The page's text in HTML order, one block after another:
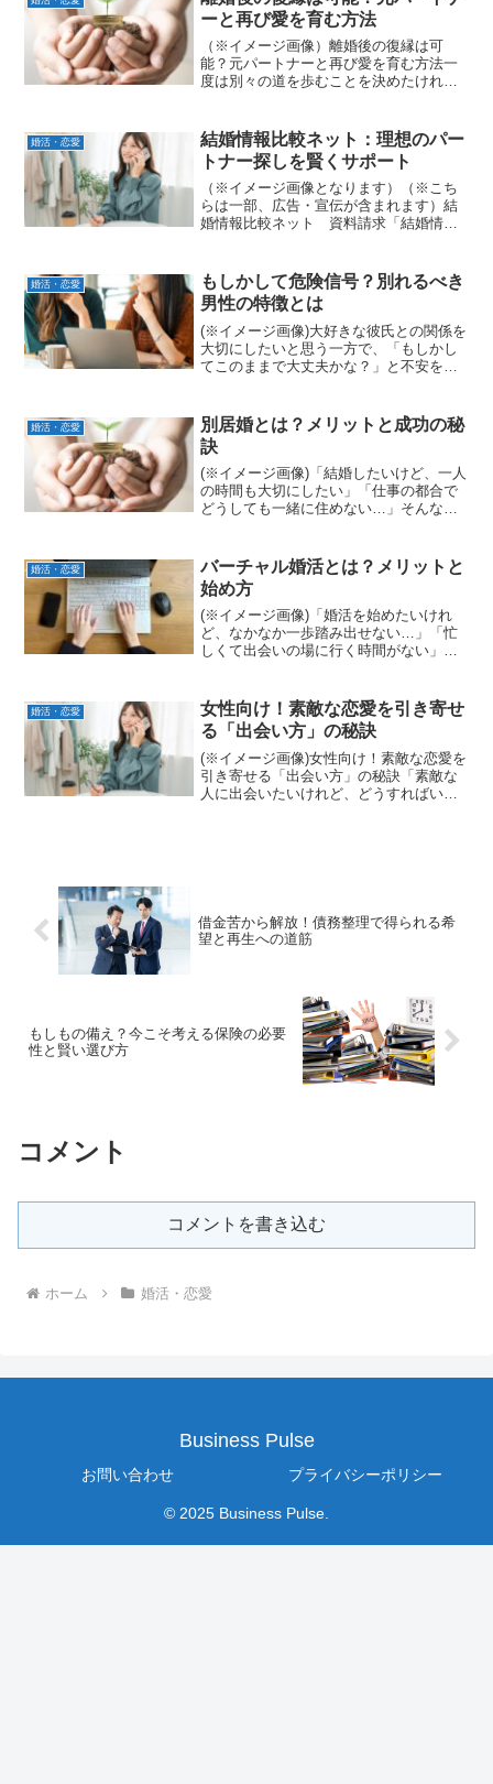
ーと再び愛を育む方法
（※イメージ画像）離婚後の復縁は可
能？元パートナーと再び愛を育む方法一
度は別々の道を歩むことを決めたけれ
に離婚後の復縁は、お互いが一度関係を
精算している分、新たなスター...
婚活・恋愛
結婚情報比較ネット：理想のパー
トナー探しを賢くサポート
（※イメージ画像となります）（※こち
らは一部、広告・宣伝が含まれます）結
婚情報比較ネット 資料請求「結婚情報
のパートナー探しを強力にサポートする
情報サイトです。料金体系...
婚活・恋愛
もしかして危険信号？別れるべき
男性の特徴とは
(※イメージ画像)大好きな彼氏との関係を
大切にしたいと思う一方で、「もしかし
てこのままで大丈夫かな？」と不安を感
続ける上で、相手の本質を見極めること
はとても大切です。今...
婚活・恋愛
別居婚とは？メリットと成功の秘
訣
(※イメージ画像)「結婚したいけど、一人
の時間も大切にしたい」「仕事の都合で
どうしても一緒に住めない…」そんな理
として「別居婚」が注目されています。
これは、夫婦でありな...
婚活・恋愛
バーチャル婚活とは？メリットと
始め方
(※イメージ画像)「婚活を始めたいけれ
ど、なかなか一歩踏み出せない…」「忙
しくて出会いの場に行く時間がない」そ
が注目を集めていま
す。 これは、
仮想...
婚活・恋愛
女性向け！素敵な恋愛を引き寄せ
る「出会い方」の秘訣
(※イメージ画像)女性向け！素敵な恋愛を
引き寄せる「出会い方」の秘訣「素敵な
人に出会いたいけれど、どうすればいい
借金苦から解放！債務整理で得られる希
望と再生への道筋
もしもの備え？今こそ考える保険の必要
性と賢い選び方
コメント
コメントを書き込む
ホーム 婚活・恋愛
Business Pulse
お問い合わせ プライバシーポリシー
© 2025 Business Pulse.